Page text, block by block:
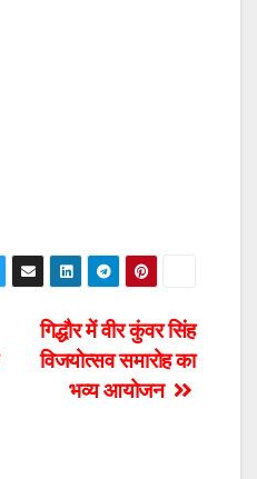
गिद्धौर में वीर कुंवर सिंह
विजयोत्सव समारोह का
भव्य आयोजन